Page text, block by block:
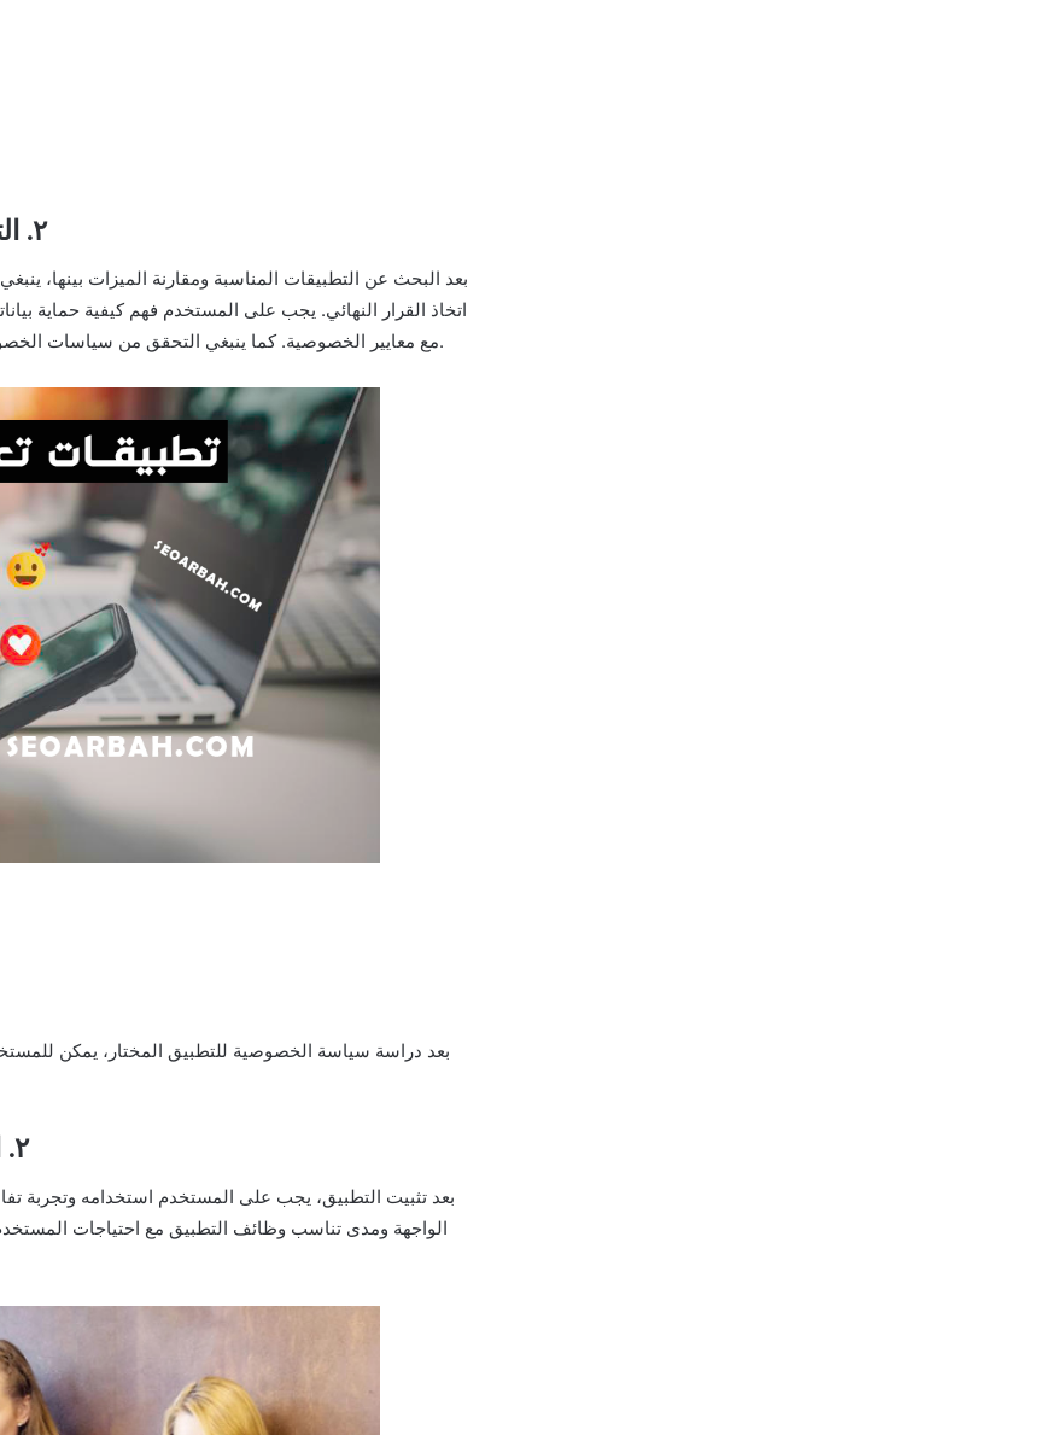
٢. التحقق من سياسات الخصوصية لكل تطبيق
بعد البحث عن التطبيقات المناسبة ومقارنة الميزات بينها،
اتخاذ القرار النهائي. يجب على المستخدم فهم كيفية حماية
مع معايير الخصوصية. كما ينبغي التحقق من سياسات الخصوصية المعلنة لكل تطبيق لضمان سلامة وأمان بيانات المستخدم.
بعد دراسة سياسة الخصوصية للتطبيق المختار، يمكن
٢. استخدام التطبيق وتقييم سهولة الاستخدام
بعد تثبيت التطبيق، يجب على المستخدم استخدامه وتجربة
الواجهة ومدى تناسب وظائف التطبيق مع احتياجات